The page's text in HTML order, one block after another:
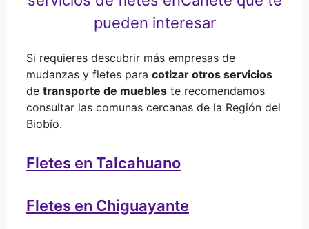
pueden interesar
Si requieres descubrir más empresas de
mudanzas y fletes para cotizar otros servicios
de transporte de muebles te recomendamos
consultar las comunas cercanas de la Región del
Biobío.
Fletes en Talcahuano
Fletes en Chiguayante